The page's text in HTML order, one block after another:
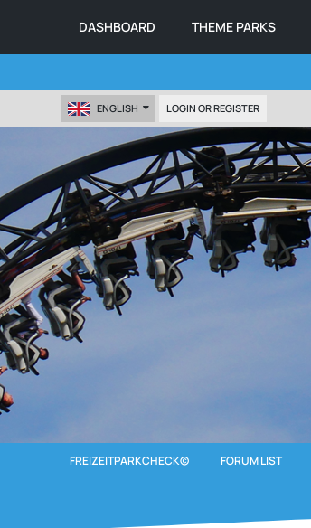
DASHBOARD THEME PARKS
ENGLISH LOGIN OR REGISTER
FREIZEITPARKCHECK© FORUM LIST